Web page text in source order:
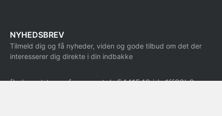
NYHEDSBREV
Tilmeld dig og få nyheder, viden og gode tilbud om det der
interesserer dig direkte i din indbakke
[hubspot type=form portal=5441543 id=1ff62b9e-